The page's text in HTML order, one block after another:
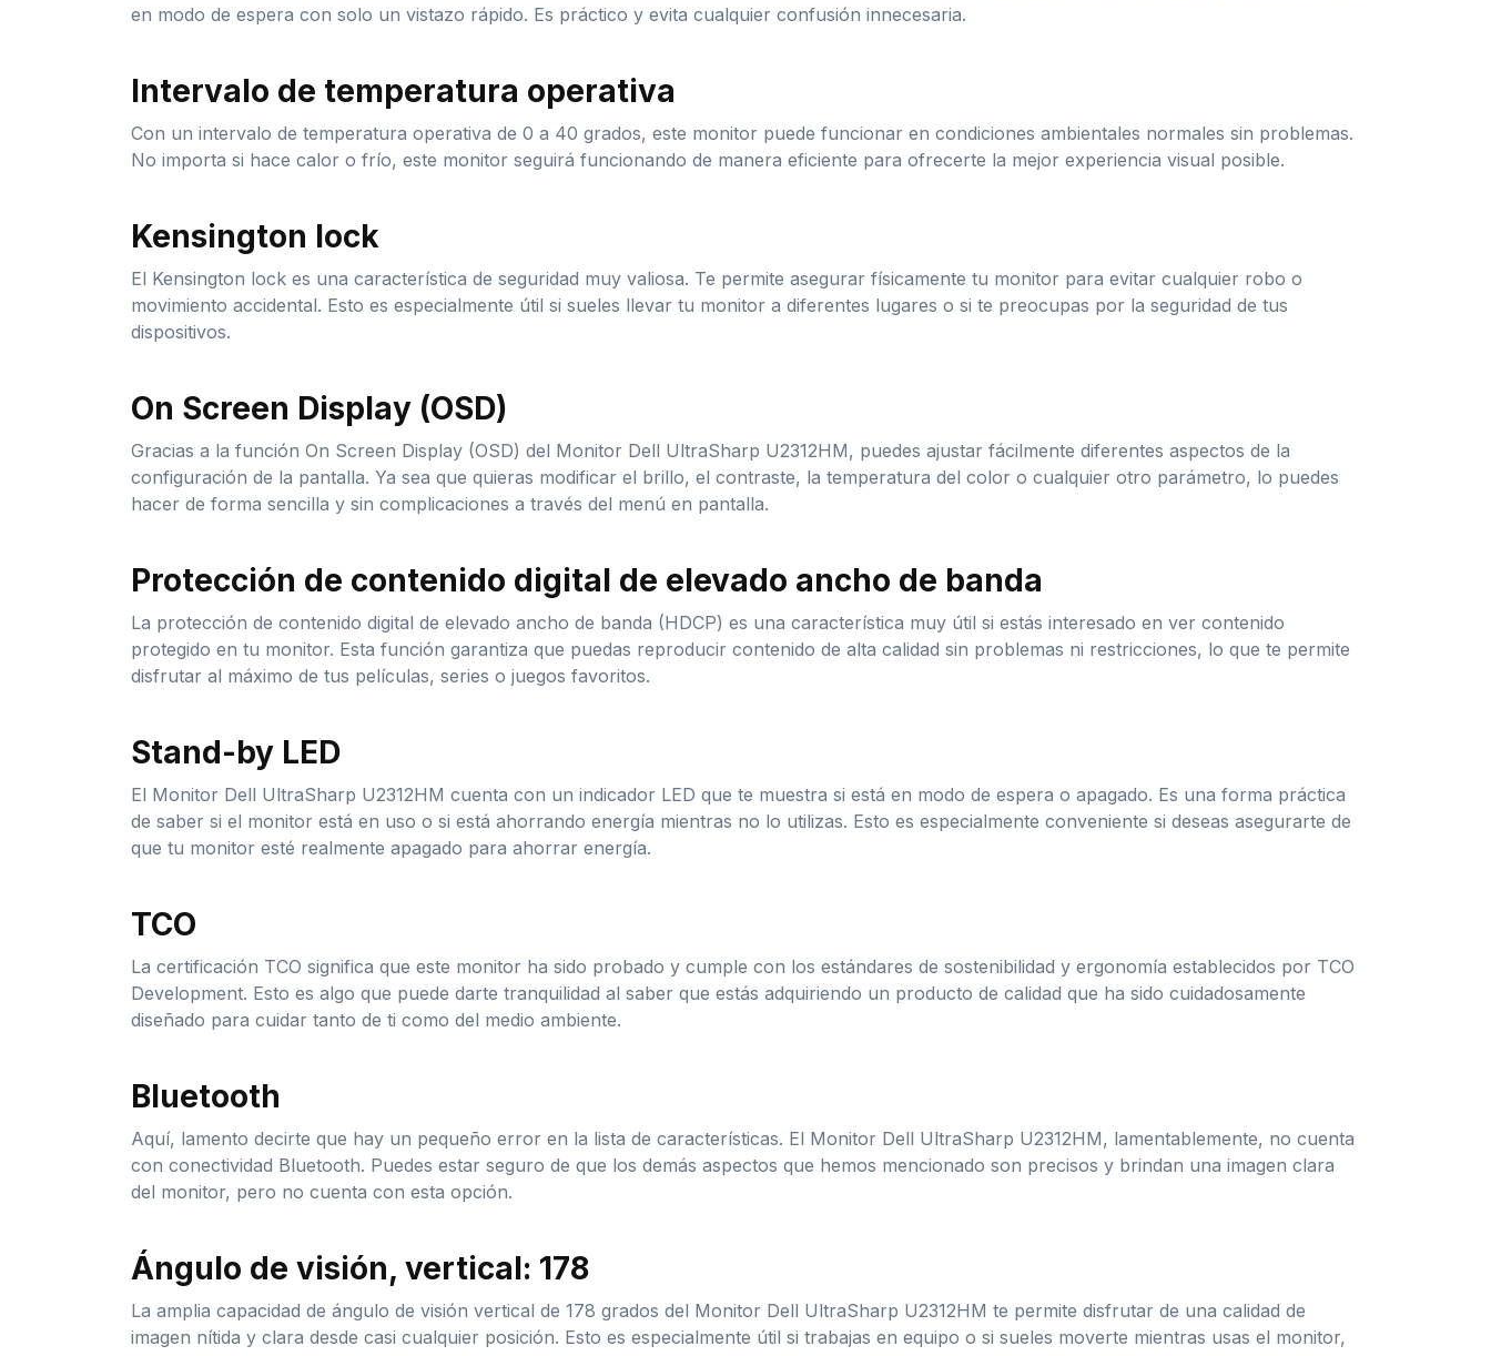
en modo de espera con solo un vistazo rápido. Es práctico y evita cualquier confusión innecesaria.
Intervalo de temperatura operativa
Con un intervalo de temperatura operativa de 0 a 40 grados, este monitor puede funcionar en condiciones ambientales normales sin problemas.
No importa si hace calor o frío, este monitor seguirá funcionando de manera eficiente para ofrecerte la mejor experiencia visual posible.
Kensington lock
El Kensington lock es una característica de seguridad muy valiosa. Te permite asegurar físicamente tu monitor para evitar cualquier robo o
movimiento accidental. Esto es especialmente útil si sueles llevar tu monitor a diferentes lugares o si te preocupas por la seguridad de tus
dispositivos.
On Screen Display (OSD)
Gracias a la función On Screen Display (OSD) del Monitor Dell UltraSharp U2312HM, puedes ajustar fácilmente diferentes aspectos de la
configuración de la pantalla. Ya sea que quieras modificar el brillo, el contraste, la temperatura del color o cualquier otro parámetro, lo puedes
hacer de forma sencilla y sin complicaciones a través del menú en pantalla.
Protección de contenido digital de elevado ancho de banda
La protección de contenido digital de elevado ancho de banda (HDCP) es una característica muy útil si estás interesado en ver contenido
protegido en tu monitor. Esta función garantiza que puedas reproducir contenido de alta calidad sin problemas ni restricciones, lo que te permite
disfrutar al máximo de tus películas, series o juegos favoritos.
Stand-by LED
El Monitor Dell UltraSharp U2312HM cuenta con un indicador LED que te muestra si está en modo de espera o apagado. Es una forma práctica
de saber si el monitor está en uso o si está ahorrando energía mientras no lo utilizas. Esto es especialmente conveniente si deseas asegurarte de
que tu monitor esté realmente apagado para ahorrar energía.
TCO
La certificación TCO significa que este monitor ha sido probado y cumple con los estándares de sostenibilidad y ergonomía establecidos por TCO
Development. Esto es algo que puede darte tranquilidad al saber que estás adquiriendo un producto de calidad que ha sido cuidadosamente
diseñado para cuidar tanto de ti como del medio ambiente.
Bluetooth
Aquí, lamento decirte que hay un pequeño error en la lista de características. El Monitor Dell UltraSharp U2312HM, lamentablemente, no cuenta
con conectividad Bluetooth. Puedes estar seguro de que los demás aspectos que hemos mencionado son precisos y brindan una imagen clara
del monitor, pero no cuenta con esta opción.
Ángulo de visión, vertical: 178
La amplia capacidad de ángulo de visión vertical de 178 grados del Monitor Dell UltraSharp U2312HM te permite disfrutar de una calidad de
imagen nítida y clara desde casi cualquier posición. Esto es especialmente útil si trabajas en equipo o si sueles moverte mientras usas el monitor,